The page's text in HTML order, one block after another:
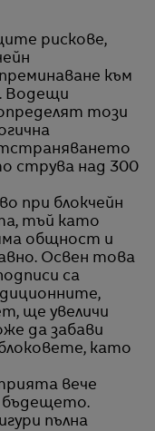
рискове,
към
Водещи
този
струва над 300
при блокчейн
тъй като
общност и
Освен това
са
ще увеличи
да забави
като
вече
бъдещето.
пълна